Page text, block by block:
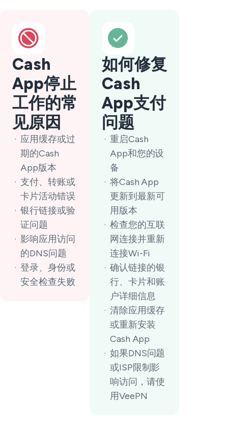
Cash
App停止
工作的常
见原因
应用缓存或过
期的Cash
App版本
支付、转账或
卡片活动错误
银行链接或验
证问题
影响应用访问
的DNS问题
登录、身份或
安全检查失败
如何修复
Cash
App支付
问题
重启Cash
App和您的设
备
将Cash App
更新到最新可
用版本
检查您的互联
网连接并重新
连接Wi-Fi
确认链接的银
行、卡片和账
户详细信息
清除应用缓存
或重新安装
Cash App
如果DNS问题
或ISP限制影
响访问，请使
用VeePN